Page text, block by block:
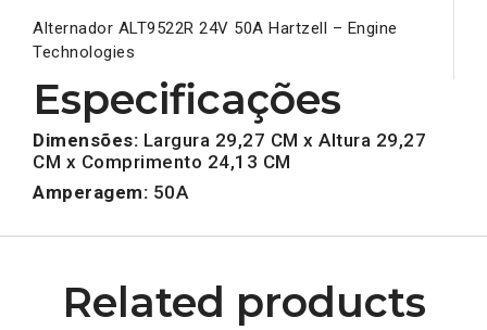
Alternador ALT9522R 24V 50A Hartzell – Engine
Technologies
Especificações
Dimensões: Largura 29,27 CM x Altura 29,27
CM x Comprimento 24,13 CM
Amperagem: 50A
Related products